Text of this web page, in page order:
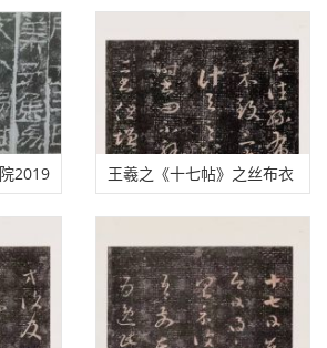
2019
王羲之《十七帖》之丝布衣
帖、积雪凝寒帖